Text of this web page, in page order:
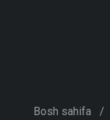
Bosh sahifa /